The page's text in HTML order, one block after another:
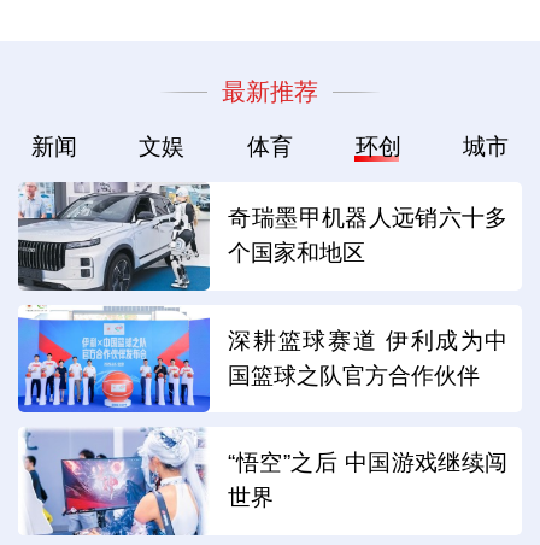
最新推荐
新闻 文娱 体育 环创 城市
奇瑞墨甲机器人远销六十多
个国家和地区
深耕篮球赛道 伊利成为中
国篮球之队官方合作伙伴
“悟空”之后 中国游戏继续闯
世界